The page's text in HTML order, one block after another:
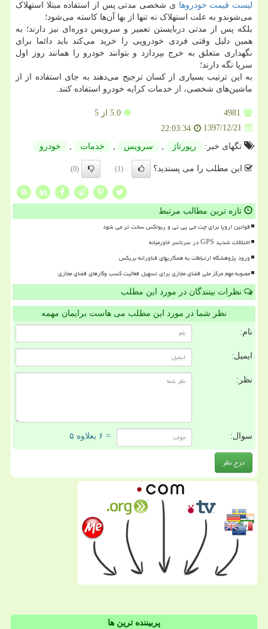
لیست قیمت خودروها ی شخصی مدتی پس از استفاده مبتلا استهلاک
می‌شوندو به علت استهلاک نه تنها از بها آن‌ها کاسته می‌شود؛
بلکه پس از مدتی دربایستن تعمیر و سرویس دوره‌ای نیز دارند؛ به
همین دلیل وقتی فردی خودرویی را خرید می‌کند باید دائما برای
نگهداری متعلق به خرج بپردازد و بتوانند خودرو را همانند روز اول
سرپا نگه دارند؛
به این ترتیب بسیاری از کسان ترجیح می‌دهند به جای استفاده از از
ماشین‌های شخصی، از خدمات کرایه خودرو استفاده کنند.
4981
5.0 از 5
1397/12/21
22:03:34
تگهای خبر:
رپورتاژ سرویس خدمات خودرو
این مطلب را می پسندید؟ (1)
(0)
تازه ترین مطالب مرتبط
قوانین اروپا برای چت جی پی تی و ربولکس سخت تر می شود
اختلالات شدید GPS در سرتاسر خاورمیانه
ورود پژوهشگاه ارتباطات به همکاریهای فناورانه بریکس
مصوبه مهم مرکز ملی فضای مجازی برای تسهیل فعالیت کسب وکارهای فضای مجازی
نظرات بینندگان در مورد این مطلب
نظر شما در مورد این مطلب می هاست برایمان مهمه
نام:
ایمیل:
نظر:
سوال: = ۶ بعلاوه ۵
پربیننده ترین ها